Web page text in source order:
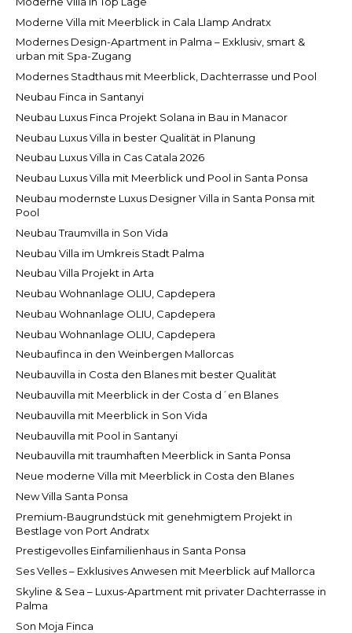
Moderne Villa mit Meerblick in Cala Llamp Andratx
Modernes Design-Apartment in Palma – Exklusiv, smart &
urban mit Spa-Zugang
Modernes Stadthaus mit Meerblick, Dachterrasse und Pool
Neubau Finca in Santanyi
Neubau Luxus Finca Projekt Solana in Bau in Manacor
Neubau Luxus Villa in bester Qualität in Planung
Neubau Luxus Villa in Cas Catala 2026
Neubau Luxus Villa mit Meerblick und Pool in Santa Ponsa
Neubau modernste Luxus Designer Villa in Santa Ponsa mit
Pool
Neubau Traumvilla in Son Vida
Neubau Villa im Umkreis Stadt Palma
Neubau Villa Projekt in Arta
Neubau Wohnanlage OLIU, Capdepera
Neubau Wohnanlage OLIU, Capdepera
Neubau Wohnanlage OLIU, Capdepera
Neubaufinca in den Weinbergen Mallorcas
Neubauvilla in Costa den Blanes mit bester Qualität
Neubauvilla mit Meerblick in der Costa d´en Blanes
Neubauvilla mit Meerblick in Son Vida
Neubauvilla mit Pool in Santanyi
Neubauvilla mit traumhaften Meerblick in Santa Ponsa
Neue moderne Villa mit Meerblick in Costa den Blanes
New Villa Santa Ponsa
Premium-Baugrundstück mit genehmigtem Projekt in
Bestlage von Port Andratx
Prestigevolles Einfamilienhaus in Santa Ponsa
Ses Velles – Exklusives Anwesen mit Meerblick auf Mallorca
Skyline & Sea – Luxus-Apartment mit privater Dachterrasse in
Palma
Son Moja Finca